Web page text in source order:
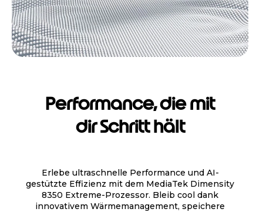
Performance, die mit
dir Schritt hält
Erlebe ultraschnelle Performance und AI-
gestützte Effizienz mit dem MediaTek Dimensity
8350 Extreme-Prozessor. Bleib cool dank
innovativem Wärmemanagement, speichere